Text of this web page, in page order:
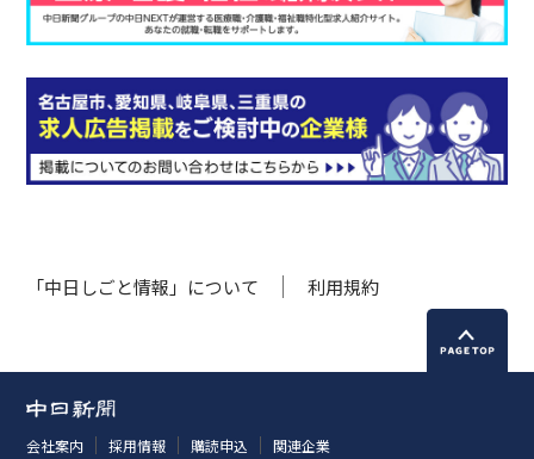
「中日しごと情報」について 利用規約
会社案内 採用情報 購読申込 関連企業